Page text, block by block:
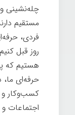
چله‌نشینی و
مستقیم
فردی،
روز قبل
هستیم که
حرفه‌ای ما،
کسب‌وکار و
اجتماعات